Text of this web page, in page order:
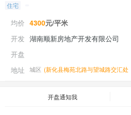
住宅
均价 4300元/平米
开发 湖南顺新房地产开发有限公司
开盘
地址
城区 (新化县梅苑北路与望城路交汇处
开盘通知我